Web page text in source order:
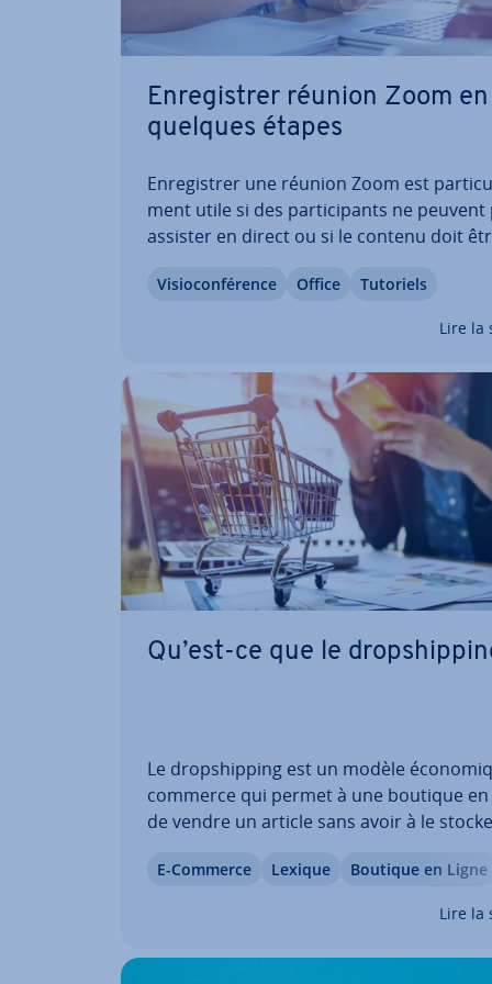
En­re­gis­trer réunion Zoom en
quelques étapes
En­re­gis­trer une réunion Zoom est
ment utile si des par­ti­ci­pants ne peuvent
assister en direct ou si le contenu doit
des con­fé­rences ou des in­ter­views, la
Vi­sio­con­fé­rence Office Tutoriels
Lire la
Qu’est-ce que le
Le drop­ship­ping est un modèle
commerce qui permet à une boutique en
de vendre un article sans avoir à le
via un grossiste ou di­rec­te­ment par le
seur. Découvrez dans cet article l’origine
E-Commerce Lexique Boutique en Ligne
Lire la